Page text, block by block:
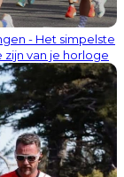
- Het simpelste
van je horloge